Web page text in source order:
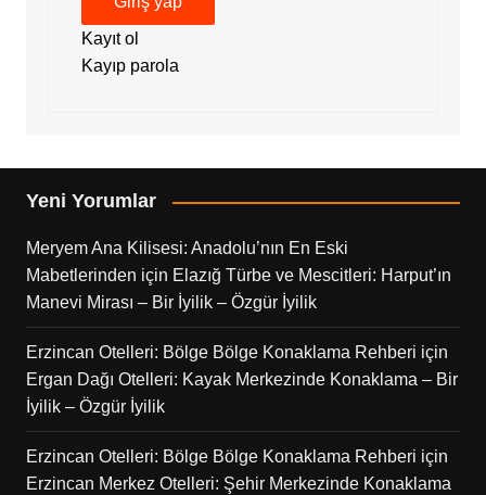
Kayıt ol
Kayıp parola
Yeni Yorumlar
Meryem Ana Kilisesi: Anadolu’nın En Eski
Mabetlerinden için Elazığ Türbe ve Mescitleri: Harput’ın
Manevi Mirası – Bir İyilik – Özgür İyilik
Erzincan Otelleri: Bölge Bölge Konaklama Rehberi için
Ergan Dağı Otelleri: Kayak Merkezinde Konaklama – Bir
İyilik – Özgür İyilik
Erzincan Otelleri: Bölge Bölge Konaklama Rehberi için
Erzincan Merkez Otelleri: Şehir Merkezinde Konaklama